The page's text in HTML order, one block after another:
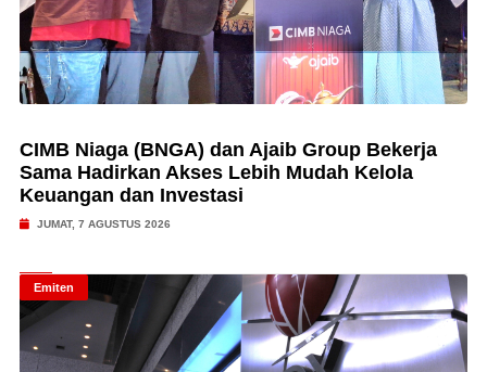
CIMB Niaga (BNGA) dan Ajaib Group Bekerja
Sama Hadirkan Akses Lebih Mudah Kelola
Keuangan dan Investasi
JUMAT, 7 AGUSTUS 2026
Emiten